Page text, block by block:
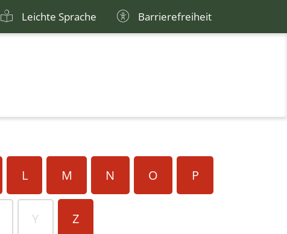
Leichte Sprache Barrierefreiheit
L M N O P
Y Z